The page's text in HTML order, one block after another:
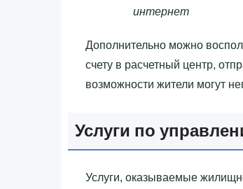
интернет
Дополнительно можно
счету в расчетный центр,
возможности жители могут
Услуги по
Услуги, оказываемые